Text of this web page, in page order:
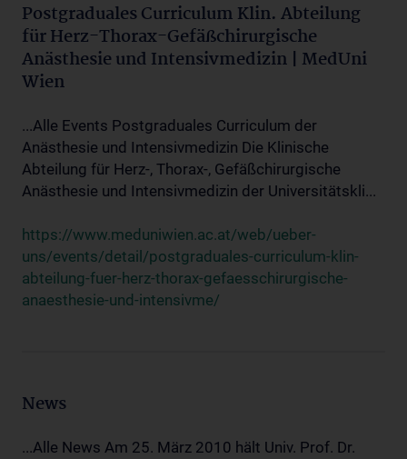
Postgraduales Curriculum Klin. Abteilung
für Herz-Thorax-Gefäßchirurgische
Anästhesie und Intensivmedizin | MedUni
Wien
...Alle Events Postgraduales Curriculum der
Anästhesie und Intensivmedizin Die Klinische
Abteilung für Herz-, Thorax-, Gefäßchirurgische
Anästhesie und Intensivmedizin der Universitätskli...
https://www.meduniwien.ac.at/web/ueber-
uns/events/detail/postgraduales-curriculum-klin-
abteilung-fuer-herz-thorax-gefaesschirurgische-
anaesthesie-und-intensivme/
News
...Alle News Am 25. März 2010 hält Univ. Prof. Dr.